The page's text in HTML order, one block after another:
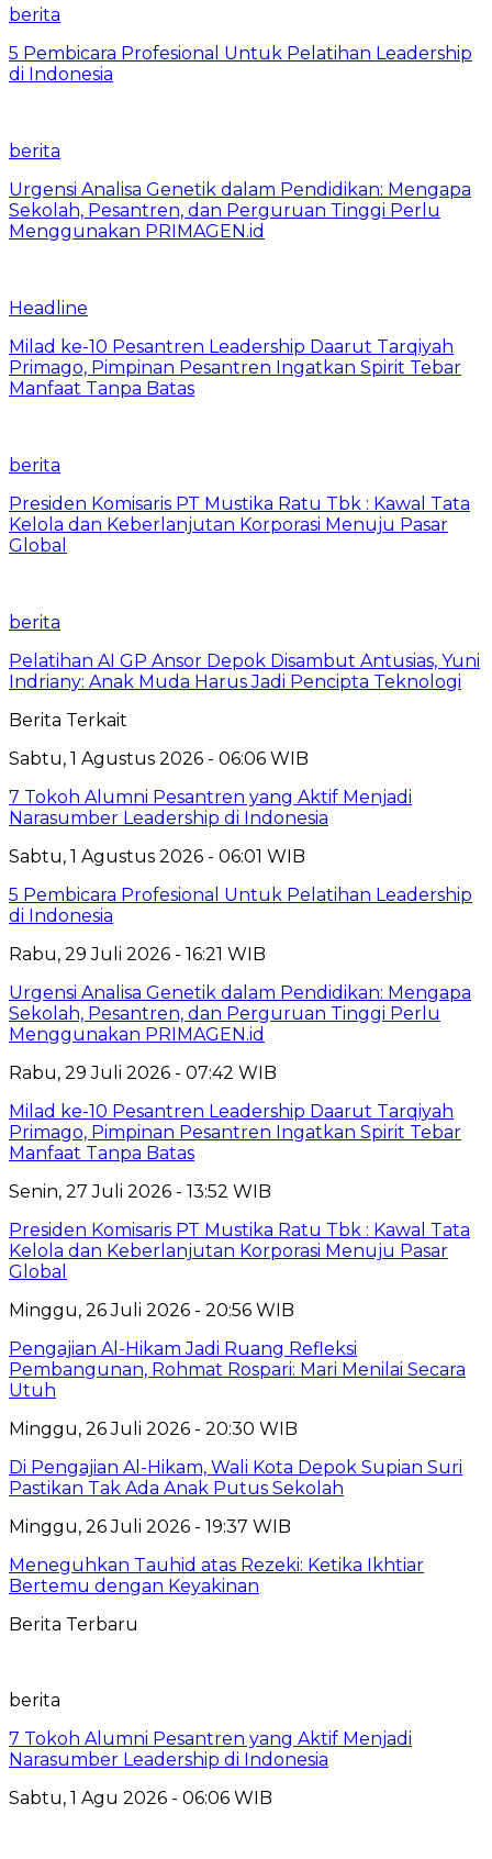
berita
5 Pembicara Profesional Untuk Pelatihan Leadership
di Indonesia
berita
Urgensi Analisa Genetik dalam Pendidikan: Mengapa
Sekolah, Pesantren, dan Perguruan Tinggi Perlu
Menggunakan PRIMAGEN.id
Headline
Milad ke-10 Pesantren Leadership Daarut Tarqiyah
Primago, Pimpinan Pesantren Ingatkan Spirit Tebar
Manfaat Tanpa Batas
berita
Presiden Komisaris PT Mustika Ratu Tbk : Kawal Tata
Kelola dan Keberlanjutan Korporasi Menuju Pasar
Global
berita
Pelatihan AI GP Ansor Depok Disambut Antusias, Yuni
Indriany: Anak Muda Harus Jadi Pencipta Teknologi
Berita Terkait
Sabtu, 1 Agustus 2026 - 06:06 WIB
7 Tokoh Alumni Pesantren yang Aktif Menjadi
Narasumber Leadership di Indonesia
Sabtu, 1 Agustus 2026 - 06:01 WIB
5 Pembicara Profesional Untuk Pelatihan Leadership
di Indonesia
Rabu, 29 Juli 2026 - 16:21 WIB
Urgensi Analisa Genetik dalam Pendidikan: Mengapa
Sekolah, Pesantren, dan Perguruan Tinggi Perlu
Menggunakan PRIMAGEN.id
Rabu, 29 Juli 2026 - 07:42 WIB
Milad ke-10 Pesantren Leadership Daarut Tarqiyah
Primago, Pimpinan Pesantren Ingatkan Spirit Tebar
Manfaat Tanpa Batas
Senin, 27 Juli 2026 - 13:52 WIB
Presiden Komisaris PT Mustika Ratu Tbk : Kawal Tata
Kelola dan Keberlanjutan Korporasi Menuju Pasar
Global
Minggu, 26 Juli 2026 - 20:56 WIB
Pengajian Al-Hikam Jadi Ruang Refleksi
Pembangunan, Rohmat Rospari: Mari Menilai Secara
Utuh
Minggu, 26 Juli 2026 - 20:30 WIB
Di Pengajian Al-Hikam, Wali Kota Depok Supian Suri
Pastikan Tak Ada Anak Putus Sekolah
Minggu, 26 Juli 2026 - 19:37 WIB
Meneguhkan Tauhid atas Rezeki: Ketika Ikhtiar
Bertemu dengan Keyakinan
Berita Terbaru
berita
7 Tokoh Alumni Pesantren yang Aktif Menjadi
Narasumber Leadership di Indonesia
Sabtu, 1 Agu 2026 - 06:06 WIB